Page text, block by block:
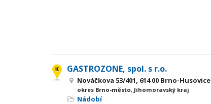
GASTROZONE, spol. s r.o.
Nováčkova 53/401, 614 00 Brno-Husovice
okres Brno-město, Jihomoravský kraj
Nádobí